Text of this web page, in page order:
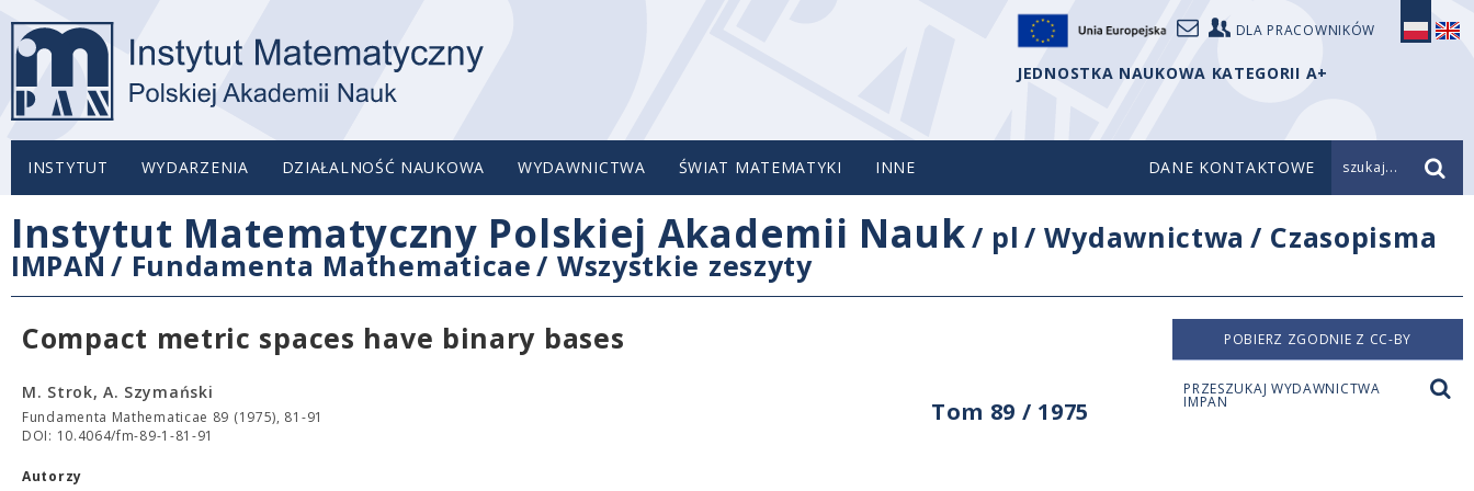
DLA PRACOWNIKÓW
JEDNOSTKA NAUKOWA KATEGORII A+
INSTYTUT WYDARZENIA DZIAŁALNOŚĆ NAUKOWA WYDAWNICTWA ŚWIAT MATEMATYKI INNE DANE KONTAKTOWE szukaj...
Instytut Matematyczny Polskiej Akademii Nauk/ pl /Wydawnictwa / Czasopisma
IMPAN / Fundamenta Mathematicae/ Wszystkie zeszyty
Compact metric spaces have binary bases
Tom 89 / 1975
M. Strok, A. Szymański
Fundamenta Mathematicae 89 (1975), 81-91
DOI: 10.4064/fm-89-1-81-91
Autorzy
POBIERZ ZGODNIE Z CC-BY
PRZESZUKAJ WYDAWNICTWA
IMPAN